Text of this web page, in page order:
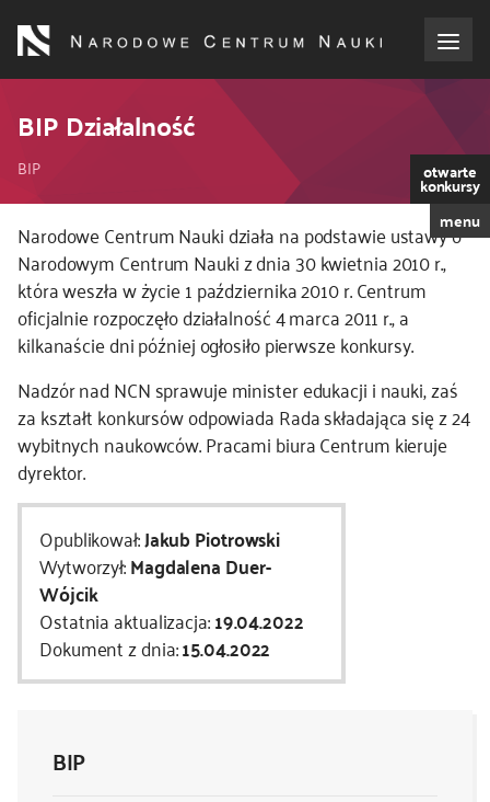
treści
dla wnioskodawców
dla realizujących projekty
dla ekspertów
efekty NCN
współpraca międzynarodowa
nagroda NCN
kontakt
BIP Działalność
Ścieżka
nawigacyjna
BIP otwarte
konkursy
menu
BIP
Kod
CSS
i
JS
Narodowe Centrum Nauki działa na podstawie ustawy o
Narodowym Centrum Nauki z dnia 30 kwietnia 2010 r.,
która weszła w życie 1 października 2010 r. Centrum
oficjalnie rozpoczęło działalność 4 marca 2011 r., a
kilkanaście dni później ogłosiło pierwsze konkursy.
Nadzór nad NCN sprawuje minister edukacji i nauki, zaś
za kształt konkursów odpowiada Rada składająca się z 24
wybitnych naukowców. Pracami biura Centrum kieruje
dyrektor.
Opublikował:Jakub Piotrowski
Wytworzył:Magdalena Duer-
Wójcik
Ostatnia aktualizacja:19.04.2022
Dokument z dnia:15.04.2022